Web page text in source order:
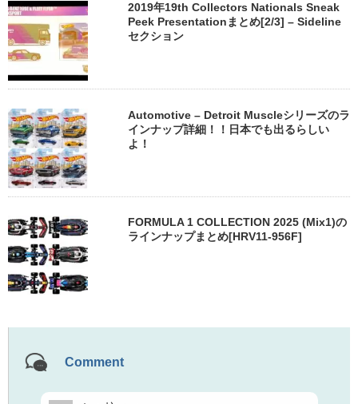
2019年19th Collectors Nationals Sneak
Peek Presentationまとめ[2/3] – Sideline
セクション
Automotive – Detroit Muscleシリーズのラ
インナップ詳細！！日本でも出るらしい
よ！
FORMULA 1 COLLECTION 2025 (Mix1)の
ラインナップまとめ[HRV11-956F]
Comment